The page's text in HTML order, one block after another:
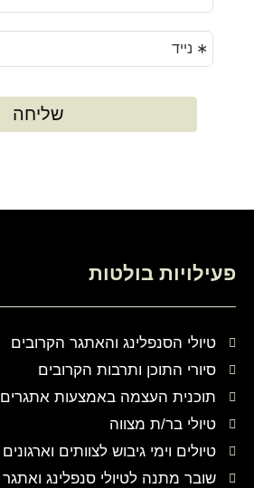
פעילויות בולטות
טיולי הסנפלינג והאתגר הקרובים
סיורי התוכן ותרבות הקרובים
תוכנית העצמה באמצעות אתגרים
טיולי בר/ת מצווה
טיולים וימי גיבוש לצוותים וארגונים
שובר מתנה לטיולי סנפלינג ואתגר